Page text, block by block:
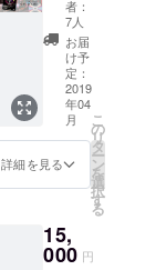
ント
DVD-R
に加
え、 現
地での
告知に
使われ
る非売
品ツ
アーポ
スター
トで。
者：
7人
お届
け予
定：
2019
年04
月
詳細を見る
こ
の
リ
タ
ー
ン
を
選
択
す
る
15,
000 円